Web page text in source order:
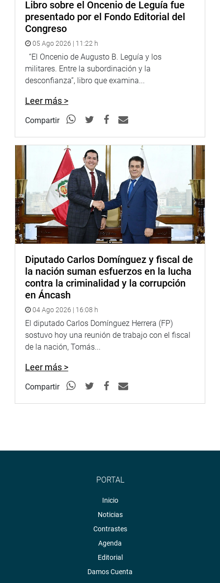
Ejecutivo ha enviado».
«El Congreso de la República y en especial la Comisión de
Descentralización que yo presido, lo estamos esperando
para dialogar», anotó.
Asistieron a la reunión el gobernador de la región Lima,
Ricardo Chavarría y la consejera regional, Alexandra
Cañete Segundo Díaz; de Oyón Reynaldo Alcócer; de
Huaura, Hugo Echegaray; de Canta Víctor Quijada y el
director regional de Salud, Félix Palomo, entre otras
autoridades.
Lima, 23 de abril de 2022
DESPACHO CONGRESAL
Libro sobre el Oncenio de Leguía fue
presentado por el Fondo Editorial del
Congreso
05 Ago 2026 | 11:22 h
“El Oncenio de Augusto B. Leguía y los
militares. Entre la subordinación y la
desconfianza”, libro que examina...
Leer más >
Compartir
Diputado Carlos Domínguez y fiscal de
la nación suman esfuerzos en la lucha
contra la criminalidad y la corrupción
en Áncash
04 Ago 2026 | 16:08 h
El diputado Carlos Domínguez Herrera (FP)
sostuvo hoy una reunión de trabajo con el fiscal
de la nación, Tomás...
Leer más >
Compartir
PORTAL
Inicio
Noticias
Contrastes
Agenda
Editorial
Damos Cuenta